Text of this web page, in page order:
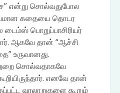
என்று சொல்வதுபோல
கதையை தொடர
பொறுப்பாசிரியர்
ஆகவே தான் “ஆச்சி
உருவானது.
சொல்வதாகவே
எனவே தான்
வரலாறுகளை கூறும்